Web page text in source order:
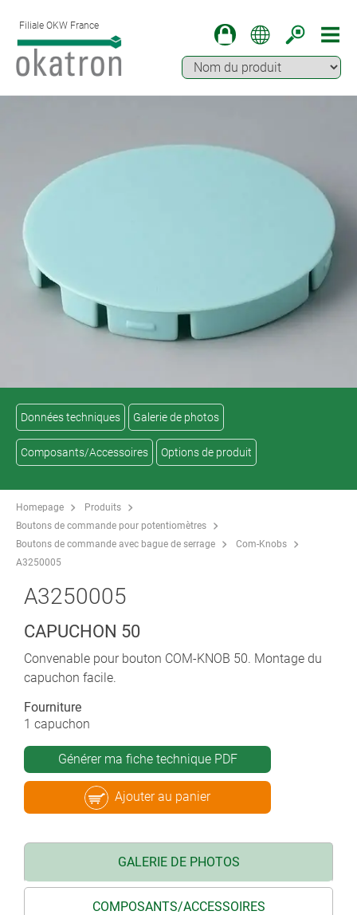
Filiale OKW France
Données techniques Galerie de photos
Composants/Accessoires Options de produit
Homepage
Produits
Boutons de commande pour potentiomètres
Boutons de commande avec bague de serrage
Com-Knobs
A3250005
A3250005
CAPUCHON 50
Convenable pour bouton COM-KNOB 50. Montage du
capuchon facile.
Fourniture
1 capuchon
Générer ma fiche technique PDF
Ajouter au panier
GALERIE DE PHOTOS
COMPOSANTS/ACCESSOIRES